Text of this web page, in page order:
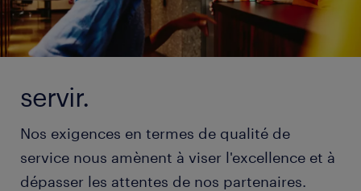
servir.
Nos exigences en termes de qualité de
service nous amènent à viser l'excellence et à
dépasser les attentes de nos partenaires.